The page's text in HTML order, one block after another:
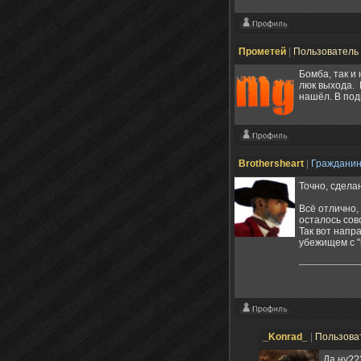
Прометей
Пользователь
Бомба, так и
люк выхода.
нашёл. В
Brothersheart
Точно,
Всё
осталось
Так вот
убежищем с
_Konrad_